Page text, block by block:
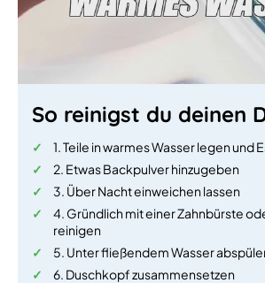
So reinigst du deinen
1. Teile in warmes Wasser legen und
2. Etwas Backpulver hinzugeben
3. Über Nacht einweichen lassen
4. Gründlich mit einer Zahnbürste
reinigen
5. Unter fließendem Wasser
6. Duschkopf zusammensetzen